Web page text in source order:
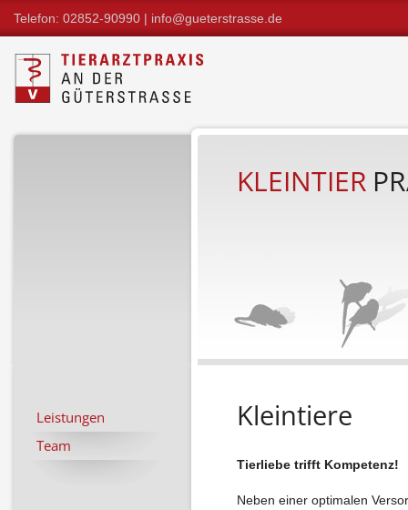
Telefon: 02852-90990 | info@gueterstrasse.de
KLEINTIER
Leistungen
Team
Kleintiere
Tierliebe trifft Kompetenz!
Neben einer optimalen